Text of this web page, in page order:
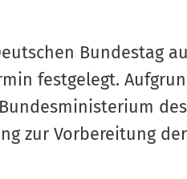
Bundestag
festgelegt.
zur Vorbereitung